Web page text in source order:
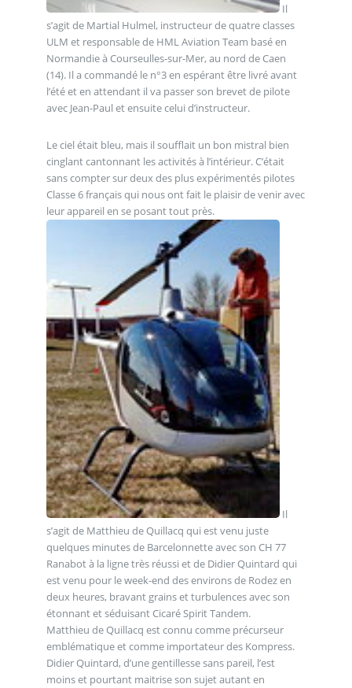
Il
s’agit de Martial Hulmel, instructeur de quatre classes
ULM et responsable de HML Aviation Team basé en
Normandie à Courseulles-sur-Mer, au nord de Caen
(14). Il a commandé le n°3 en espérant être livré avant
l’été et en attendant il va passer son brevet de pilote
avec Jean-Paul et ensuite celui d’instructeur.
Le ciel était bleu, mais il soufflait un bon mistral bien
cinglant cantonnant les activités à l’intérieur. C’était
sans compter sur deux des plus expérimentés pilotes
Classe 6 français qui nous ont fait le plaisir de venir avec
leur appareil en se posant tout près.
Il
s’agit de Matthieu de Quillacq qui est venu juste
quelques minutes de Barcelonnette avec son CH 77
Ranabot à la ligne très réussi et de Didier Quintard qui
est venu pour le week-end des environs de Rodez en
deux heures, bravant grains et turbulences avec son
étonnant et séduisant Cicaré Spirit Tandem.
Matthieu de Quillacq est connu comme précurseur
emblématique et comme importateur des Kompress.
Didier Quintard, d’une gentillesse sans pareil, l’est
moins et pourtant maitrise son sujet autant en